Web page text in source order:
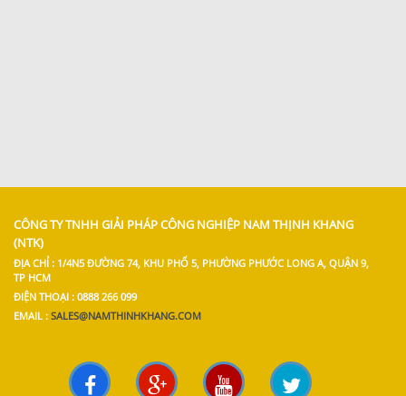
CÔNG TY TNHH GIẢI PHÁP CÔNG NGHIỆP NAM THỊNH KHANG
(NTK)
ĐỊA CHỈ : 1/4N5 ĐƯỜNG 74, KHU PHỐ 5, PHƯỜNG PHƯỚC LONG A, QUẬN 9,
TP HCM
ĐIỆN THOẠI : 0888 266 099
EMAIL : SALES@NAMTHINHKHANG.COM